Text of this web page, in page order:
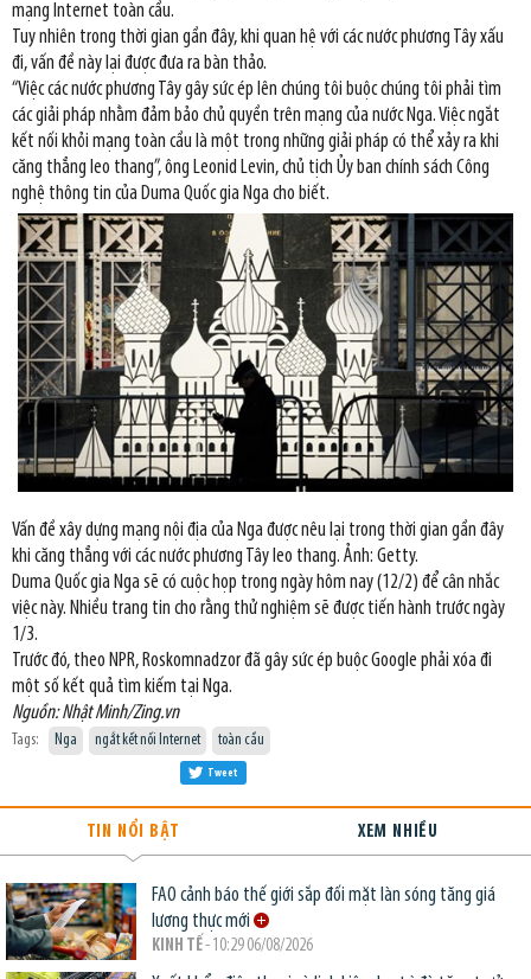
mạng Internet toàn cầu.
Tuy nhiên trong thời gian gần đây, khi quan hệ với các nước phương Tây xấu
đi, vấn đề này lại được đưa ra bàn thảo.
“Việc các nước phương Tây gây sức ép lên chúng tôi buộc chúng tôi phải tìm
các giải pháp nhằm đảm bảo chủ quyền trên mạng của nước Nga. Việc ngắt
kết nối khỏi mạng toàn cầu là một trong những giải pháp có thể xảy ra khi
căng thẳng leo thang”, ông Leonid Levin, chủ tịch Ủy ban chính sách Công
nghệ thông tin của Duma Quốc gia Nga cho biết.
Vấn đề xây dựng mạng nội địa của Nga được nêu lại trong thời gian gần đây
khi căng thẳng với các nước phương Tây leo thang. Ảnh: Getty.
Duma Quốc gia Nga sẽ có cuộc họp trong ngày hôm nay (12/2) để cân nhắc
việc này. Nhiều trang tin cho rằng thử nghiệm sẽ được tiến hành trước ngày
1/3.
Trước đó, theo NPR, Roskomnadzor đã gây sức ép buộc Google phải xóa đi
một số kết quả tìm kiếm tại Nga.
Nguồn: Nhật Minh/Zing.vn
Tags: Nga ngắt kết nối Internet toàn cầu
Tweet
TIN NỔI BẬT XEM NHIỀU
FAO cảnh báo thế giới sắp đối mặt làn sóng tăng giá
lương thực mới
KINH TẾ- 10:29 06/08/2026